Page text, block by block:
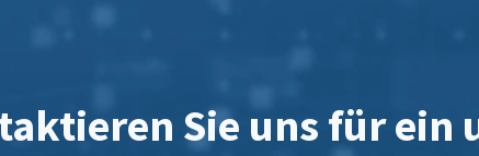
Sie uns für ein